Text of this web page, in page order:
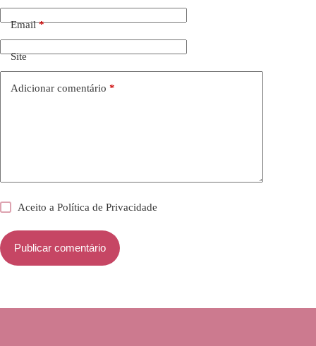
Email*
Site
Adicionar comentário *
Aceito aPolítica de Privacidade
Publicar comentário